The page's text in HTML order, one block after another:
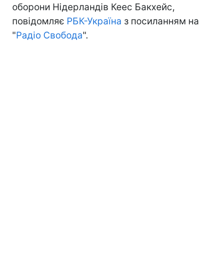
оборони Нідерландів Кеес Бакхейс,
повідомляє РБК-Україна з посиланням на
"Радіо Свобода".